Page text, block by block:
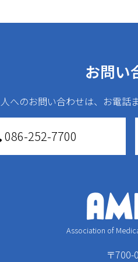
お問い
へのお問い合わせは、お電話
086-252-7700
Association of
〒700-